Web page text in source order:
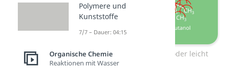
Nukleophil- abgeschirmt oder leicht
Polymere und
Kunststoffe
7/7 – Dauer: 04:15
Organische Chemie
Reaktionen mit Wasser